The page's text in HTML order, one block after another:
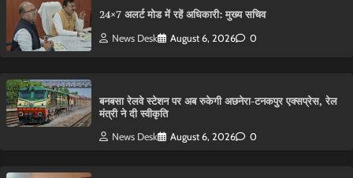
24×7 अलर्ट मोड में रहें अधिकारी: मुख्य सचिव
News Desk August 6, 2026 0
बनबसा रेलवे स्टेशन पर अब रुकेगी अछनेरा-टनकपुर एक्सप्रेस, रेल
मंत्री ने दी स्वीकृति
News Desk August 6, 2026 0